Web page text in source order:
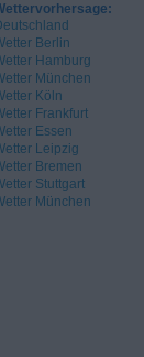
Berlin
Hamburg
München
Köln
Frankfurt
Essen
Leipzig
Bremen
Stuttgart
München